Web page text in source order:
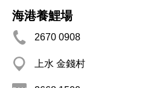
海港養鯉場
2670 0908
上水 金錢村